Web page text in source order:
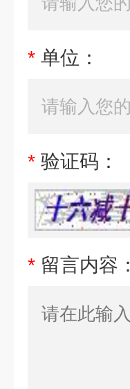
* 单位：
* 验证码：
* 留言内容：